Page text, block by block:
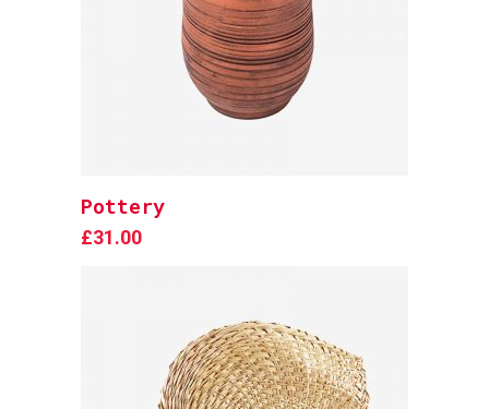
Pottery
£31.00